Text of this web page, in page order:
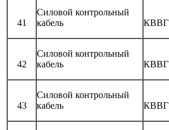
41
Силовой контрольный
кабель
КВВГ
42
Силовой контрольный
кабель
КВВГ
43
Силовой контрольный
кабель
КВВГ